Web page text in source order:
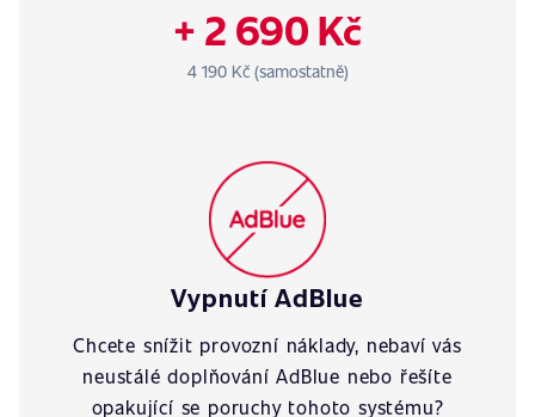
+ 2 690 Kč
4 190 Kč (samostatně)
Vypnutí AdBlue
Chcete snížit provozní náklady, nebaví vás
neustálé doplňování AdBlue nebo řešíte
opakující se poruchy tohoto systému?